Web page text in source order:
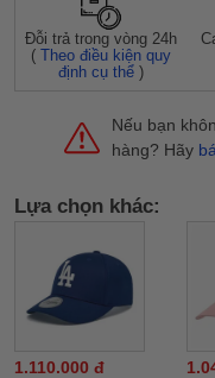
Đỗi trả trong vòng 24h
(Theo điều kiện quy
định cụ thể )
Nếu bạn
hàng? Hãy
Lựa chọn khác:
1.110.000 đ